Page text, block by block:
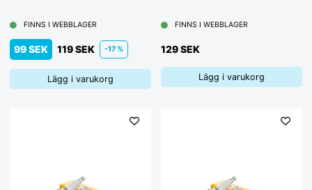
FINNS I WEBBLAGER
99 SEK 119 SEK -17 %
Lägg i varukorg
FINNS I WEBBLAGER
129 SEK
Lägg i varukorg